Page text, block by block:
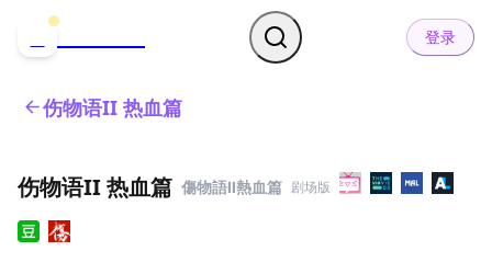
登录
伤物语II 热血篇
伤物语II 热血篇 傷物語Ⅱ熱血篇 剧场版